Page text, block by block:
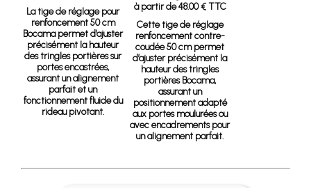
La tige de réglage pour
renfoncement 50 cm
Bocama permet d’ajuster
précisément la hauteur
des tringles portières sur
portes encastrées,
assurant un alignement
parfait et un
fonctionnement fluide du
rideau pivotant.
à partir de 48.00 € TTC
Cette tige de réglage
renfoncement contre-
coudée 50 cm permet
d’ajuster précisément la
hauteur des tringles
portières Bocama,
assurant un
positionnement adapté
aux portes moulurées ou
avec encadrements pour
un alignement parfait.